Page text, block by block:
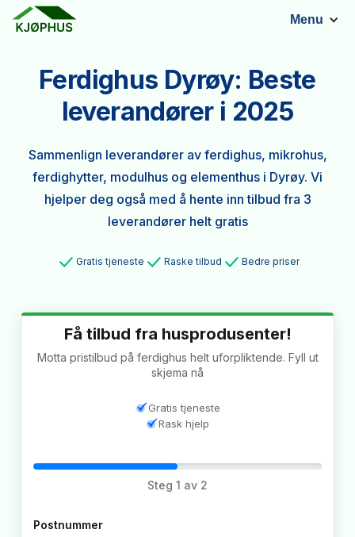
Menu
Ferdighus Dyrøy: Beste
leverandører i 2025
Sammenlign leverandører av ferdighus, mikrohus,
ferdighytter, modulhus og elementhus i Dyrøy. Vi
hjelper deg også med å hente inn tilbud fra 3
leverandører helt gratis
Gratis tjeneste Raske tilbud Bedre priser
Få tilbud fra husprodusenter!
Motta pristilbud på ferdighus helt uforpliktende. Fyll ut
skjema nå
Gratis tjeneste
Rask hjelp
Steg 1 av 2
Postnummer